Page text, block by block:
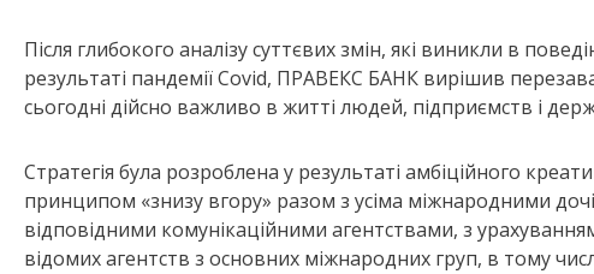
Після глибокого аналізу суттєвих змін, які виникли в
результаті пандемії Covid, ПРАВЕКС БАНК вирішив
сьогодні дійсно важливо в житті людей, підприємств і
Стратегія була розроблена у результаті амбіційного
принципом «знизу вгору» разом з усіма міжнародними
відповідними комунікаційними агентствами, з
відомих агентств з основних міжнародних груп, в тому